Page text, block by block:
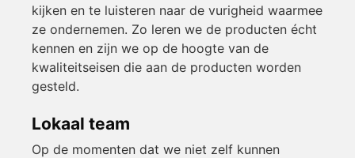
kijken en te luisteren naar de vurigheid waarmee
ze ondernemen. Zo leren we de producten écht
kennen en zijn we op de hoogte van de
kwaliteitseisen die aan de producten worden
gesteld.
Lokaal team
Op de momenten dat we niet zelf kunnen